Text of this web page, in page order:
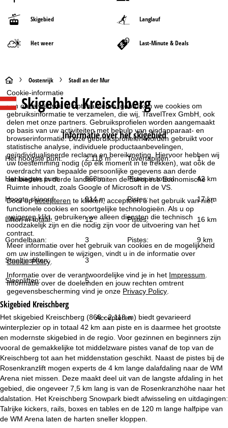
Cookie-informatie
Om onze website te optimaliseren, gebruiken we cookies om
gebruiksinformatie te verzamelen, die wij, TravelTrex GmbH, ook
delen met onze partners. Gebruiksprofielen worden aangemaakt
op basis van uw activiteiten met behulp van eindapparaat- en
browserinformatie. Deze gebruiksprofielen worden gebruikt voor
statistische analyse, individuele productaanbevelingen,
geïndividualiseerde reclame en bereikmeting. Hiervoor hebben wij
uw toestemming nodig (op elk moment in te trekken), wat ook de
overdracht van bepaalde persoonlijke gegevens aan derde
aanbieders in derde landen buiten de Europese Economische
Ruimte inhoudt, zoals Google of Microsoft in de VS.
Door opaccepteren te klikken, accepteert u het gebruik van niet-
functionele cookies en soortgelijke technologieën. Als u op
weigerenklikt, gebruiken we alleen diensten die technisch
noodzakelijk zijn en die nodig zijn voor de uitvoering van het
contract.
Meer informatie over het gebruik van cookies en de mogelijkheid
om uw instellingen te wijzigen, vindt u in de informatie over
Cookie-Policy.
Informatie over de verantwoordelijke vind je in het Impressum.
Informatie over de doeleinden en jouw rechten omtrent
gegevensbescherming vind je onze Privacy Policy.
Accepteren
Skigebied Langlauf
Het weer Last-Minute & Deals
S
t
a
r
t
p
a
g
i
n
a
Oostenrijk Stadl an der Mur
SkigebiedKreischberg
Informatie over het skigebied
Het hoogste punt: 2.118 m Tovertapijten: 1
Het laagste punt: 868 m Pistes in totaal: 42 km
Hoogte skioord: 914 m Pistes: 17 km
Liften in totaal: 12 Pistes: 16 km
Gondelbaan: 3 Pistes: 9 km
Stoeltjesliften: 3
Sleepliften: 5
Skigebied Kreischberg
Het skigebied Kreischberg (868 - 2.118 m) biedt gevarieerd
winterplezier op in totaal 42 km aan piste en is daarmee het grootste
en modernste skigebied in de regio. Voor gezinnen en beginners zijn
vooral de gemakkelijke tot middelzware pistes vanaf de top van de
Kreischberg tot aan het middenstation geschikt. Naast de pistes bij de
Rosenkranzlift mogen experts de 4 km lange dalafdaling naar de WM
Arena niet missen. Deze maakt deel uit van de langste afdaling in het
gebied, die ongeveer 7,5 km lang is van de Rosenkranzhöhe naar het
dalstation. Het Kreischberg Snowpark biedt afwisseling en uitdagingen:
Talrijke kickers, rails, boxes en tables en de 120 m lange halfpipe van
de WM Arena laten de harten sneller kloppen.